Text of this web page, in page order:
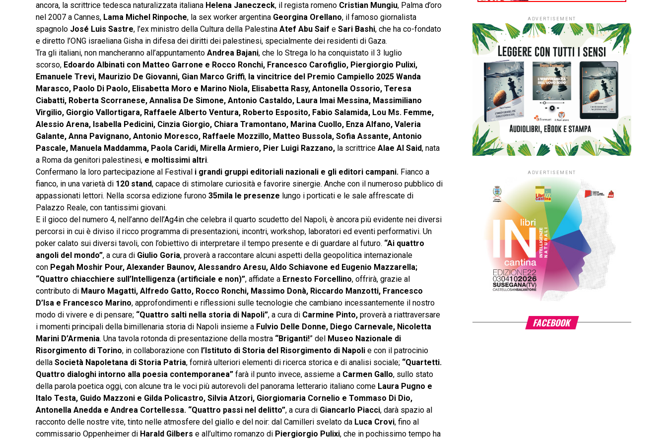
ancora, la scrittrice tedesca naturalizzata italiana Helena Janeczeck, il regista romeno Cristian Mungiu, Palma d’oro
nel 2007 a Cannes, Lama Michel Rinpoche, la sex worker argentina Georgina Orellano, il famoso giornalista
spagnolo José Luis Sastre, l’ex ministro della Cultura della Palestina Atef Abu Saif e Sari Bashi, che ha co-fondato
e diretto l’ONG israeliana Gisha in difesa dei diritti dei palestinesi, specialmente dei residenti di Gaza.
Tra gli italiani, non mancheranno all’appuntamento Andrea Bajani, che lo Strega lo ha conquistato il 3 luglio
scorso, Edoardo Albinati con Matteo Garrone e Rocco Ronchi, Francesco Carofiglio, Piergiorgio Pulixi,
Emanuele Trevi, Maurizio De Giovanni, Gian Marco Griffi, la vincitrice del Premio Campiello 2025 Wanda
Marasco, Paolo Di Paolo, Elisabetta Moro e Marino Niola, Elisabetta Rasy, Antonella Ossorio, Teresa
Ciabatti, Roberta Scorranese, Annalisa De Simone, Antonio Castaldo, Laura Imai Messina, Massimiliano
Virgilio, Giorgio Vallortigara, Raffaele Alberto Ventura, Roberto Esposito, Fabio Salamida, Lou Ms. Femme,
Alessio Arena, Isabella Pedicini, Cinzia Giorgio, Chiara Tramontano, Marina Cuollo, Enza Alfano, Valeria
Galante, Anna Pavignano, Antonio Moresco, Raffaele Mozzillo, Matteo Bussola, Sofia Assante, Antonio
Pascale, Manuela Maddamma, Paola Caridi, Mirella Armiero, Pier Luigi Razzano, la scrittrice Alae Al Said, nata
a Roma da genitori palestinesi, e moltissimi altri.
Confermano la loro partecipazione al Festival i grandi gruppi editoriali nazionali e gli editori campani. Fianco a
fianco, in una varietà di 120 stand, capace di stimolare curiosità e favorire sinergie. Anche con il numeroso pubblico di
appassionati lettori. Nella scorsa edizione furono 35mila le presenze lungo i porticati e le sale affrescate di
Palazzo Reale, con tantissimi giovani.
E il gioco del numero 4, nell’anno dell’Ag4in che celebra il quarto scudetto del Napoli, è ancora più evidente nei diversi
percorsi in cui è diviso il ricco programma di presentazioni, incontri, workshop, laboratori ed eventi performativi. Un
poker calato sui diversi tavoli, con l’obiettivo di interpretare il tempo presente e di guardare al futuro. “Ai quattro
angoli del mondo”, a cura di Giulio Goria, proverà a raccontare alcuni aspetti della geopolitica internazionale
con Pegah Moshir Pour, Alexander Baunov, Alessandro Aresu, Aldo Schiavone ed Eugenio Mazzarella;
“Quattro chiacchiere sull’Intelligenza (artificiale e non)”, affidate a Ernesto Forcellino, offrirà, grazie al
contributo di Mauro Magatti, Alfredo Gatto, Rocco Ronchi, Massimo Donà, Riccardo Manzotti, Francesco
D’Isa e Francesco Marino, approfondimenti e riflessioni sulle tecnologie che cambiano incessantemente il nostro
modo di vivere e di pensare; “Quattro salti nella storia di Napoli”, a cura di Carmine Pinto, proverà a riattraversare
i momenti principali della bimillenaria storia di Napoli insieme a Fulvio Delle Donne, Diego Carnevale, Nicoletta
Marini D’Armenia. Una tavola rotonda di presentazione della mostra “Briganti!” del Museo Nazionale di
Risorgimento di Torino, in collaborazione con l’Istituto di Storia del Risorgimento di Napoli e con il patrocinio
della Società Napoletana di Storia Patria, fornirà ulteriori elementi di ricerca storica e di analisi sociale; “Quartetti.
Quattro dialoghi intorno alla poesia contemporanea” farà il punto invece, assieme a Carmen Gallo, sullo stato
della parola poetica oggi, con alcune tra le voci più autorevoli del panorama letterario italiano come Laura Pugno e
Italo Testa, Guido Mazzoni e Gilda Policastro, Silvia Atzori, Giorgiomaria Cornelio e Tommaso Di Dio,
Antonella Anedda e Andrea Cortellessa. “Quattro passi nel delitto”, a cura di Giancarlo Piacci, darà spazio al
racconto delle nostre vite, tinto nelle atmosfere del giallo e del noir: dal Camilleri svelato da Luca Crovi, fino al
commissario Oppenheimer di Harald Gilbers e all’ultimo romanzo di Piergiorgio Pulixi, che in pochissimo tempo ha
ADVERTISEMENT
ADVERTISEMENT
FACEBOOK